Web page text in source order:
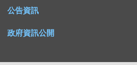
公告資訊
政府資訊公開